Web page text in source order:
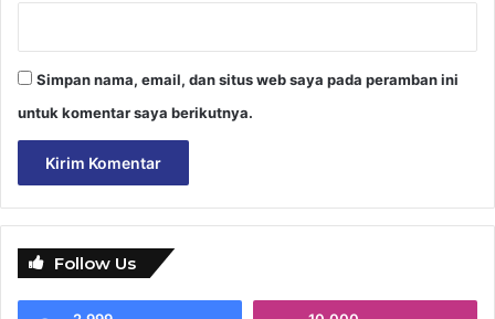
Simpan nama, email, dan situs web saya pada peramban ini
untuk komentar saya berikutnya.
Follow Us